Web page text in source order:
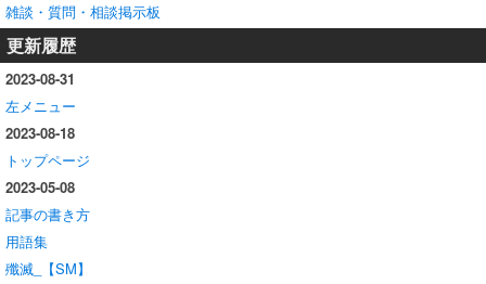
雑談・質問・相談掲示板
更新履歴
2023-08-31
左メニュー
2023-08-18
トップページ
2023-05-08
記事の書き方
用語集
殲滅_【SM】